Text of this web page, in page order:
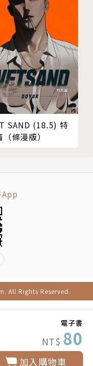
電子書
NT$ 80
加入購物車
SAND (18.5) 特
條漫版）
All Rights Reserved.